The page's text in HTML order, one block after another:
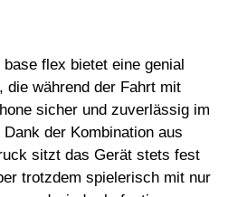
flex bietet eine genial
die während der Fahrt mit
sicher und zuverlässig im
der Kombination aus
sitzt das Gerät stets fest
trotzdem spielerisch mit nur